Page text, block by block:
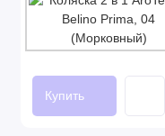
Купить